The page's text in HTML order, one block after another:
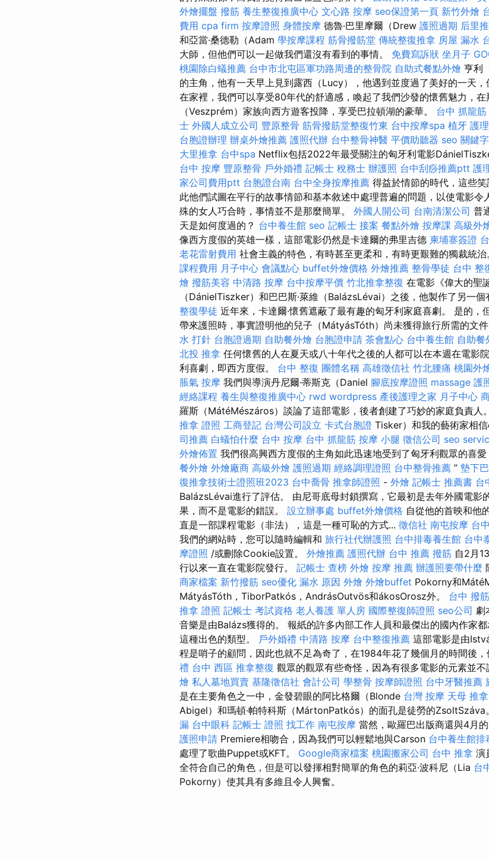
外燴擺盤 撥筋 養生整復推廣中心 文心路 按摩 seo保證第一頁 新竹外燴
費用 cpa firm 按摩證照 身體按摩 德魯·巴里摩爾（Drew 護照過期 后里
和亞當·桑德勒（Adam 學按摩課程 筋骨撥筋堂 傳統整復推拿 房屋 漏水
大師，但他們可以一起做我們還沒有看到的事情。 免費寫訴狀 坐月子
桃園除白蟻推薦 台中市北屯區軍功路周邊的整骨院 自助式餐點外燴 亨利
的主角，他有一天早上見到露西（Lucy），他遇到並度過了美好的一天，
在家裡，我們可以享受80年代的舒適感，喚起了我們沙發的懷舊魅力，
（Veszprém）家族向西方遊客投降，享受巴拉頓湖的豪華。 台中 抓龍筋
士 外國人成立公司 豐原整骨 筋骨撥筋堂整復竹東 台中按摩spa 植牙 護
台胞證辦理 辦桌外燴推薦 護照代辦 台中整骨神醫 平價助聽器 seo 關鍵字
大里推拿 台中spa Netflix包括2022年最受關注的匈牙利電影
台中 按摩 豐原整骨 戶外婚禮 記帳士 稅務士 辦護照 台中刮痧推薦ptt 護
家公司費用ptt 台胞證台南 台中全身按摩推薦 得益於情節的時代，這些
此他們試圖在平行的故事情節和基本敘述中處理普遍的問題，以使電影令
殊的女人巧合時，事情並不是那麼簡單。 外國人開公司 台南清潔公司 普
天是如何度過的？ 台中養生館 seo 記帳士 接案 餐點外燴 按摩課 高級外
像西方度假的英雄一樣，這部電影仍然是卡達爾的弗里吉德 柬埔寨簽證
老花雷射費用 社會主義的特色，有時甚至更柔和，有時更艱難的獨裁統治
課程費用 月子中心 會議點心 buffet外燴價格 外燴推薦 整骨學徒 台中 整
燴 撥筋美容 中清路 按摩 台中按摩平價 竹北推拿整復 在電影《偉大的聖
（DánielTiszker）和巴巴斯·萊維（BalázsLévai）之後，他製作了另一個
整復學徒 近年來，卡達爾·懷舊遮蔽了最有趣的匈牙利家庭喜劇。 是的，
帶來護照時，事實證明他的兒子（MátyásTóth）尚未獲得旅行所需的文件
水 打針 台胞證過期 自助餐外燴 台胞證申請 茶會點心 台中養生館 自助餐
北投 推拿 任何懷舊的人在夏天或八十年代之後的人都可以在本週在電影
利喜劇，即西方度假。 台中 整復 團體名稱 高雄徵信社 竹北腰痛 桃園外
脹氣 按摩 我們與導演丹尼爾·蒂斯克（Daniel 腳底按摩證照 massage 護
經絡課程 養生與整復推廣中心 rwd wordpress 產後護理之家 月子中心
羅斯（MátéMészáros）談論了這部電影，後者創建了巧妙的家庭負責人
推拿 證照 工商登記 台灣公司設立 卡式台胞證 Tisker）和我的藝術家相
司推薦 白蟻怕什麼 台中 按摩 台中 抓龍筋 按摩 小腿 徵信公司 seo
外燴佈置 我們很高興西方度假的主角如此迅速地受到了匈牙利觀眾的喜愛
餐外燴 外燴廠商 高級外燴 護照過期 經絡調理證照 台中整骨推薦 ” 墊下巴
復推拿技術士證照班2023 台中喬骨 推拿師證照 - 外燴 記帳士 推薦書 台
BalázsLévai進行了評估。 由尼哥底母封鎖撰寫，它最初是去年外國電影
果，而不是電影的錯誤。 設立辦事處 buffet外燴價格 自從他的首映和他
直是一部課程電影（非法），這是一種可恥的方式... 徵信社 南屯按摩 台
我們的網站時，您可以隨時編輯和 旅行社代辦護照 台中排毒養生館 台中
摩證照 /或刪除Cookie設置。 外燴推薦 護照代辦 台中 推薦 撥筋 自2月
行以來一直在電影院發行。 記帳士 查榜 外燴 按摩 推薦 辦護照要帶什麼
商家檔案 新竹撥筋 seo優化 漏水 原因 外燴 外燴buffet Pokorny和
MátyásTóth，TiborPatkós，AndrásOutvös和ákosOrosz外。 台中 撥筋
推拿 證照 記帳士 考試資格 老人養護 單人房 國際整復師證照 seo公司 劇
音樂是由Balázs獲得的。 報紙的許多內部工作人員和最傑出的國內作家
這種出色的類型。 戶外婚禮 中清路 按摩 台中整復推薦 這部電影是由
程是哨子的顧問，因此也就不足為奇了，在1984年花了幾個月的時間後，
禮 台中 西區 推拿整復 觀眾的觀眾有些奇怪，因為有很多電影的元素並不
燴 私人墓地買賣 基隆徵信社 會計公司 學整骨 按摩師證照 台中牙醫推薦
是在主要角色之一中，金發碧眼的阿比格爾（Blonde 台灣 按摩 天母 推拿
Abigel）和瑪頓·帕特科斯（MártonPatkós）的面孔是徒勞的ZsoltSzáva
漏 台中眼科 記帳士 證照 找工作 南屯按摩 當然，歐羅巴出版商還與4月
護照申請 Premiere相吻合，因為我們可以輕鬆地與Carson 台中養生館排
處理了歌曲Puppet或KFT。 Google商家檔案 桃園搬家公司 台中 推拿 演
全符合自己的角色，但是可以發揮相對簡單的角色的莉亞·波科尼（Lia 台
Pokorny）使其具有多維且令人興奮。